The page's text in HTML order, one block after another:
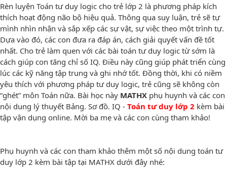
Rèn luyện Toán tư duy logic cho trẻ lớp 2 là phương pháp kích
thích hoạt động não bộ hiệu quả. Thông qua suy luận, trẻ sẽ tự
mình nhìn nhận và sắp xếp các sự vật, sự việc theo một trình tự.
Dựa vào đó, các con đưa ra đáp án, cách giải quyết vấn đề tốt
nhất. Cho trẻ làm quen với các bài toán tư duy logic từ sớm là
cách giúp con tăng chỉ số IQ. Điều này cũng giúp phát triển cùng
lúc các kỹ năng tập trung và ghi nhớ tốt. Đồng thời, khi có niềm
yêu thích với phương pháp tư duy logic, trẻ cũng sẽ không còn
“ghét” môn Toán nữa. Bài học này MATHX phụ huynh và các con
nội dung lý thuyết Bảng. Sơ đồ. IQ - Toán tư duy lớp 2 kèm bài
tập vận dụng online. Mời ba mẹ và các con cùng tham khảo!
Phụ huynh và các con tham khảo thêm một số nội dung toán tư
duy lớp 2 kèm bài tập tại MATHX dưới đây nhé: